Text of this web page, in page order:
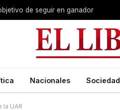
de seguir en ganador
Nacionales Sociedad
UAR